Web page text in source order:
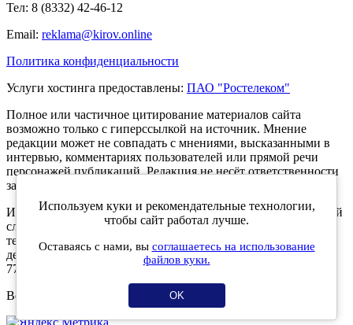
Тел: 8 (8332) 42-46-12
Email: reklama@kirov.online
Политика конфиденциальности
Услуги хостинга предоставлены: ПАО "Ростелеком"
Полное или частичное цитирование материалов сайта
возможно только с гиперссылкой на источник. Мнение
редакции может не совпадать с мнениями, высказанными в
интервью, комментариях пользователей или прямой речи
персонажей публикаций. Редакция не несёт ответственности
за текст комментариев читателей.
Интернет-портал Kirov.online зарегистрирован в Федеральной
службе по надзору в сфере связи, информационных
технологий и массовых коммуникаций (Роскомнадзор) 5
декабря 2019 года. Регистрационный номер ЭЛ № ФС 77 -
77189.
Возрастное ограничение 12+
Используем куки и рекомендательные технологии,
чтобы сайт работал лучше.
Оставаясь с нами, вы соглашаетесь на использование
файлов куки.
OK